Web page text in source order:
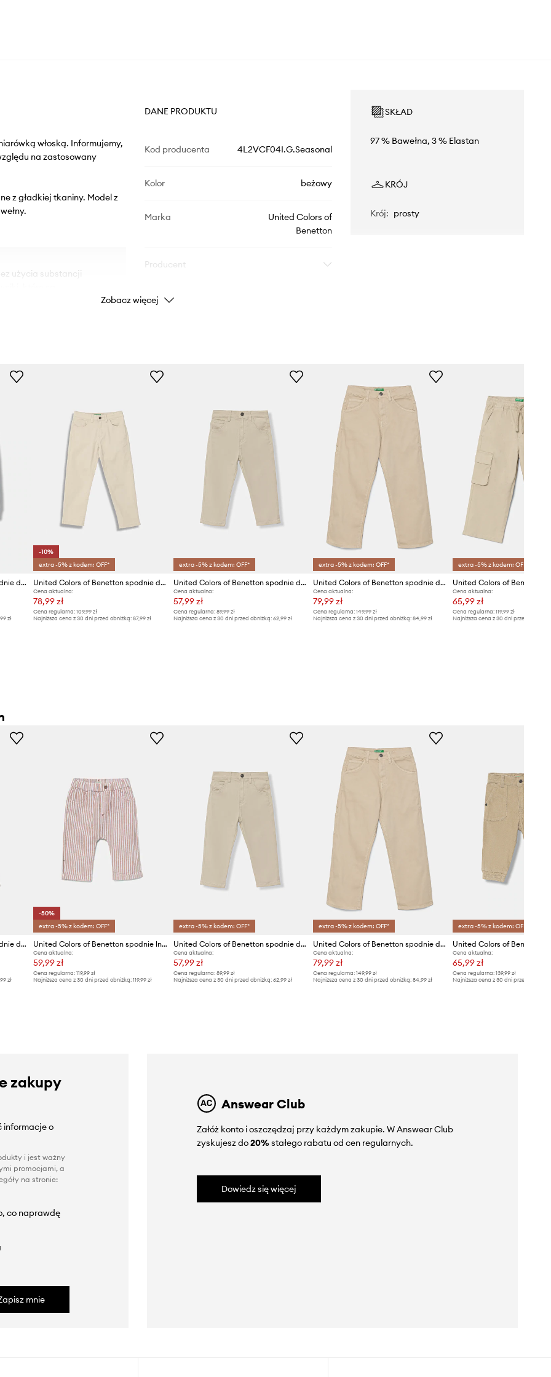
włoską. Informujemy,
na zastosowany
z gładkiej tkaniny. Model z
użycia substancji
te są bezpieczne dla
przechowywania
DANE PRODUKTU
Kod producenta 4L2VCF04I.G.Seasonal
Kolor beżowy
Marka
United Colors of
Benetton
Producent
ID Produktu
SKŁAD
97 % Bawełna, 3 % Elastan
KRÓJ
Krój: prosty
Zobacz więcej
United Colors of Benetton spodnie dziecięce
zł
-10%
extra -5% z kodem: OFF*
United Colors of Benetton spodnie dziecięce z bawełną
Cena aktualna:
78,99 zł
Cena regularna: 109,99 zł
Najniższa cena z 30 dni przed obniżką: 87,99 zł
extra -5% z kodem: OFF*
United Colors of Benetton spodnie dziecięce bawełniane z elastanem
Cena aktualna:
57,99 zł
Cena regularna: 89,99 zł
Najniższa cena z 30 dni przed obniżką: 62,99 zł
extra -5% z kodem: OFF*
United Colors of Benetton spodnie dziecięce
Cena aktualna:
79,99 zł
Cena regularna:149,99 zł
Najniższa cena z 30 dni przed obniżką:84,99 zł
extra -5% z kodem: OFF*
Cena aktualna:
65,99 zł
Cena regularna: 119,99 zł
Najniższa cena z 30 dni przed obniżką:
United Colors of Benetton spodnie dziecięce z bawełną
zł
-50%
extra -5% z kodem: OFF*
United Colors of Benetton spodnie lniane niemowlęce
Cena aktualna:
59,99 zł
Cena regularna: 119,99 zł
Najniższa cena z 30 dni przed obniżką: 119,99 zł
extra -5% z kodem: OFF*
United Colors of Benetton spodnie dziecięce bawełniane z elastanem
Cena aktualna:
57,99 zł
Cena regularna: 89,99 zł
Najniższa cena z 30 dni przed obniżką: 62,99 zł
extra -5% z kodem: OFF*
United Colors of Benetton spodnie dziecięce
Cena aktualna:
79,99 zł
Cena regularna:149,99 zł
Najniższa cena z 30 dni przed obniżką:84,99 zł
extra -5% z kodem: OFF*
Cena aktualna:
65,99 zł
Cena regularna: 139,99 zł
Najniższa cena z 30 dni przed obniżką:
zakupy
informacje o
i jest ważny
promocjami, a
na stronie:
co naprawdę
mnie
Answear Club
Załóż konto i oszczędzaj przy każdym zakupie. W Answear Club
zyskujesz do20%stałego rabatu od cen regularnych.
Dowiedz się więcej